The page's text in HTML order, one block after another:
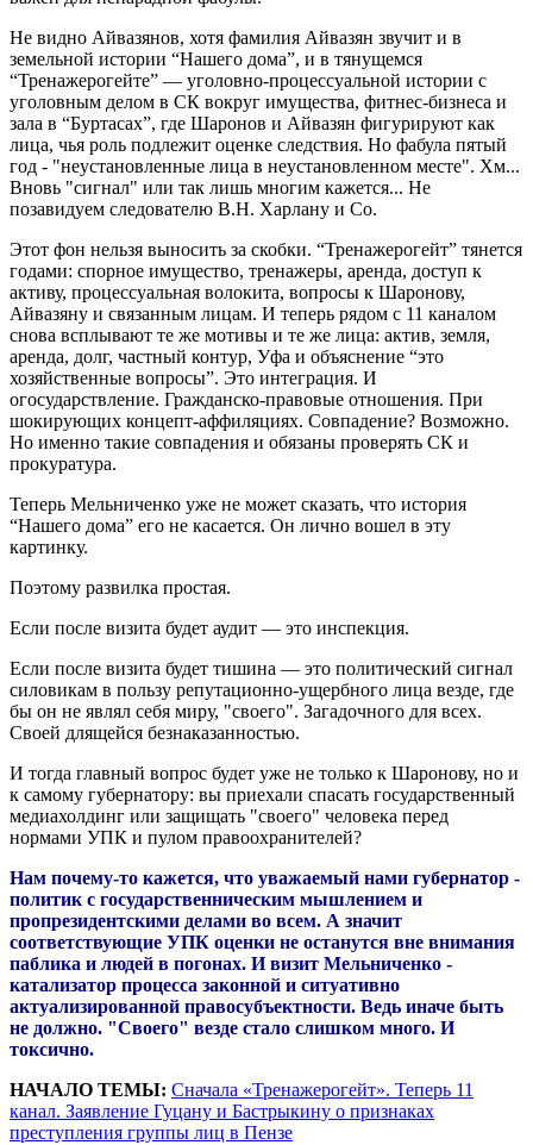
Не видно Айвазянов, хотя фамилия Айвазян звучит и в
земельной истории “Нашего дома”, и в тянущемся
“Тренажерогейте” — уголовно-процессуальной истории с
уголовным делом в СК вокруг имущества, фитнес-бизнеса и
зала в “Буртасах”, где Шаронов и Айвазян фигурируют как
лица, чья роль подлежит оценке следствия. Но фабула пятый
год - "неустановленные лица в неустановленном месте". Хм...
Вновь "сигнал" или так лишь многим кажется... Не
позавидуем следователю В.Н. Харлану и Со.
Этот фон нельзя выносить за скобки. “Тренажерогейт” тянется
годами: спорное имущество, тренажеры, аренда, доступ к
активу, процессуальная волокита, вопросы к Шаронову,
Айвазяну и связанным лицам. И теперь рядом с 11 каналом
снова всплывают те же мотивы и те же лица: актив, земля,
аренда, долг, частный контур, Уфа и объяснение “это
хозяйственные вопросы”. Это интеграция. И
огосударствление. Гражданско-правовые отношения. При
шокирующих концепт-аффиляциях. Совпадение? Возможно.
Но именно такие совпадения и обязаны проверять СК и
прокуратура.
Теперь Мельниченко уже не может сказать, что история
“Нашего дома” его не касается. Он лично вошел в эту
картинку.
Поэтому развилка простая.
Если после визита будет аудит — это инспекция.
Если после визита будет тишина — это политический сигнал
силовикам в пользу репутационно-ущербного лица везде, где
бы он не являл себя миру, "своего". Загадочного для всех.
Своей длящейся безнаказанностью.
И тогда главный вопрос будет уже не только к Шаронову, но и
к самому губернатору: вы приехали спасать государственный
медиахолдинг или защищать "своего" человека перед
нормами УПК и пулом правоохранителей?
Нам почему-то кажется, что уважаемый нами губернатор -
политик с государственническим мышлением и
пропрезидентскими делами во всем. А значит
соответствующие УПК оценки не останутся вне внимания
паблика и людей в погонах. И визит Мельниченко -
катализатор процесса законной и ситуативно
актуализированной правосубъектности. Ведь иначе быть
не должно. "Своего" везде стало слишком много. И
токсично.
НАЧАЛО ТЕМЫ: Сначала «Тренажерогейт». Теперь 11
канал. Заявление Гуцану и Бастрыкину о признаках
преступления группы лиц в Пензе